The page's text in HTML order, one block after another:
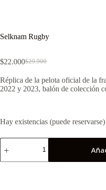
Selknam Rugby
$29.900
El
original
era:
$22.000El
actual
es:
Réplica de la pelota oficial de la
2022 y 2023, balón de colección
Hay existencias (puede reservarse)
Selknam
Rugby